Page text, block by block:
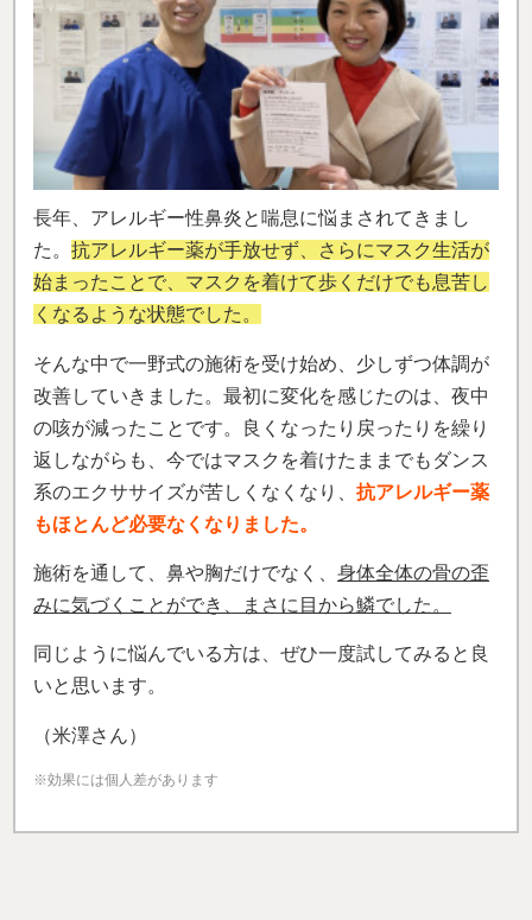
長年、アレルギー性鼻炎と喘息に悩まされてきまし
た。 抗アレルギー薬が手放せず、さらにマスク生活が
始まったことで、マスクを着けて歩くだけでも息苦し
くなるような状態でした。
そんな中で一野式の施術を受け始め、少しずつ体調が
改善していきました。最初に変化を感じたのは、夜中
の咳が減ったことです。良くなったり戻ったりを繰り
返しながらも、今ではマスクを着けたままでもダンス
系のエクササイズが苦しくなくなり、 抗アレルギー薬
もほとんど必要なくなりました。
施術を通して、鼻や胸だけでなく、 身体全体の骨の歪
みに気づくことができ、まさに目から鱗でした。
同じように悩んでいる方は、ぜひ一度試してみると良
いと思います。
（米澤さん）
※効果には個人差があります